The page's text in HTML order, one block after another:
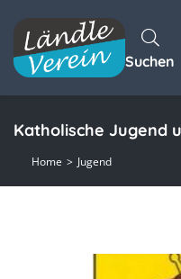
Suchen
Katholische Jugend
Home Jugend